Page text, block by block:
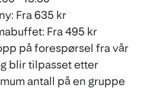
Fra 635 kr
Fra 495 kr
på forespørsel fra vår
blir tilpasset etter
antall på en gruppe